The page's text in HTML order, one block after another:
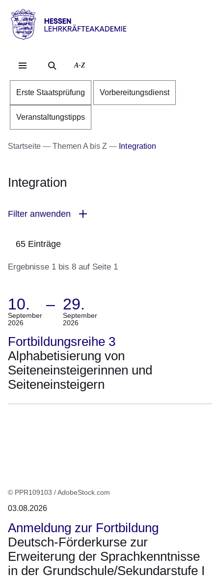
Direkt zum Kopf der
Direkt zum Inhalt
Direkt zum Fuß der
Hessen
Lehrkräfteakademie
A-Z
Erste Staatsprüfung Vorbereitungsdienst
Veranstaltungstipps
Startseite Themen A bis Z Integration
Integration
Filter anwenden
65 Einträge
Ergebnisse 1 bis 8 auf Seite 1
:65
Ergebnisse:Ergebnisse
1
bis
auf
Seite
1
10.
September
2026
– 29.
September
2026
(Termin:
10.
September
2026
Bis
29.
September
Fortbildungsreihe 3
Alphabetisierung von
Seiteneinsteigerinnen und
Seiteneinsteigern
© PPR109103 / AdobeStock.com
03.08.2026
Anmeldung zur Fortbildung
Deutsch-Förderkurse zur
Erweiterung der Sprachkenntnisse
in der Grundschule/Sekundarstufe I